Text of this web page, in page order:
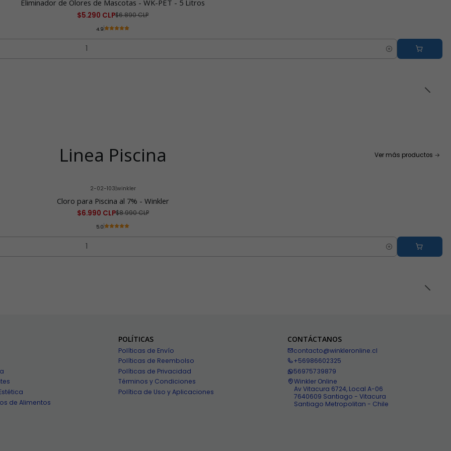
Eliminador de Olores de Mascotas - WK-PET - 5 Litros
$5.290 CLP$6.890 CLP
4.9
Linea Piscina Ver más productos
2-02-103|winkler
Cloro para Piscina al 7% - Winkler
$6.990 CLP$8.990 CLP
5.0
de Alimentos
POLÍTICAS
Políticas de Envío
Políticas de Reembolso
Políticas de Privacidad
Términos y Condiciones
Política de Uso y Aplicaciones
CONTÁCTANOS
contacto@winkleronline.cl
+56986602325
56975739879
Winkler Online
Av Vitacura 6724, Local A-06
7640609 Santiago - Vitacura
Santiago Metropolitan - Chile